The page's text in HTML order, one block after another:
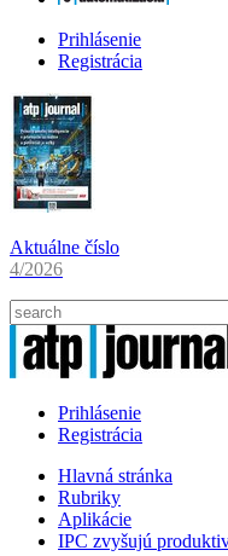
Prihlásenie
Registrácia
Aktuálne číslo
4/2026
Prihlásenie
Registrácia
Hlavná stránka
Rubriky
Aplikácie
IPC zvyšujú